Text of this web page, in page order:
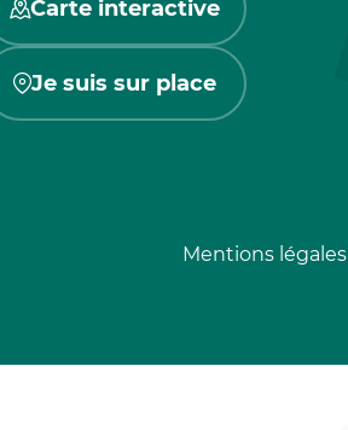
Carte interactive
Je suis sur place
Mentions légales